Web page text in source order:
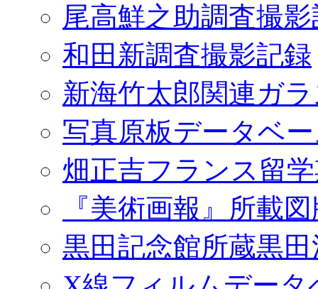
尾高鮮之助調査撮
和田新調査撮影記録
新海竹太郎関連ガ
写真原板データベ
畑正吉フランス留
『美術画報』所載
黒田記念館所蔵黒